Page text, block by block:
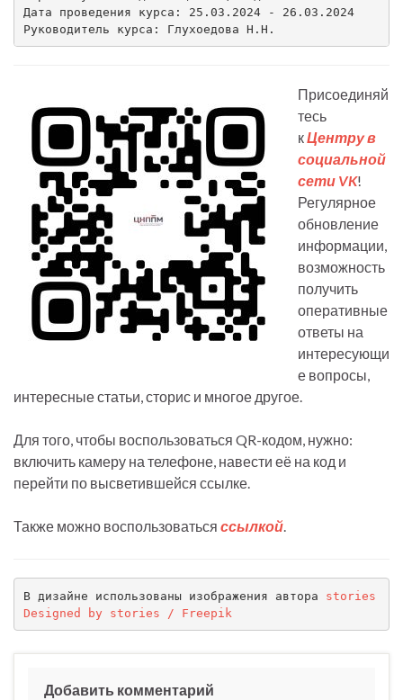
Дата проведения курса: 25.03.2024 - 26.03.2024
Руководитель курса: Глухоедова Н.Н.
Присоединяй
тесь
кЦентру в
социальной
сети VK!
Регулярное
обновление
информации,
возможность
получить
оперативные
ответы на
интересующи
е вопросы,
интересные статьи, сторис и многое другое.
Для того, чтобы воспользоваться QR-кодом, нужно:
включить камеру на телефоне, навести её на код и
перейти по высветившейся ссылке.
Также можно воспользоваться ссылкой.
В дизайне использованы изображения автора stories
Designed by stories / Freepik
Добавить комментарий